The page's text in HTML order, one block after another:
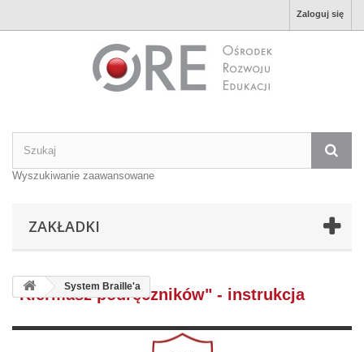
Zaloguj się
Wyszukiwanie zaawansowane
ZAKŁADKI
System Braille'a
"Kiermasz podręczników" - instrukcja